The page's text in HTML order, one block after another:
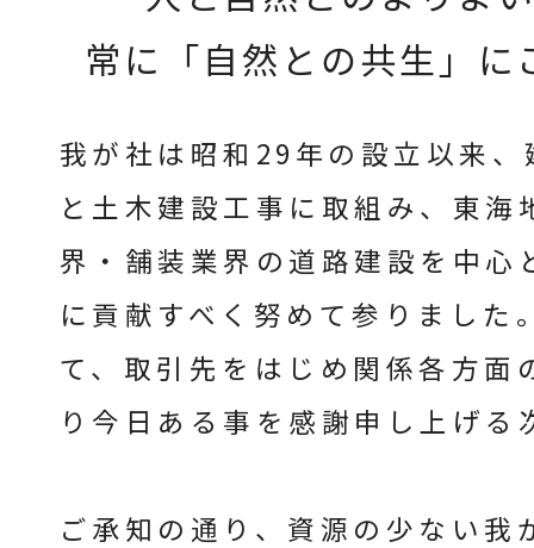
常に「自然との共生」
我が社は昭和29年の設立以来
と土木建設工事に取組み、東
界・舗装業界の道路建設を中心
に貢献すべく努めて参りました
て、取引先をはじめ関係各方面
り今日ある事を感謝申し上げる
ご承知の通り、資源の少ない我